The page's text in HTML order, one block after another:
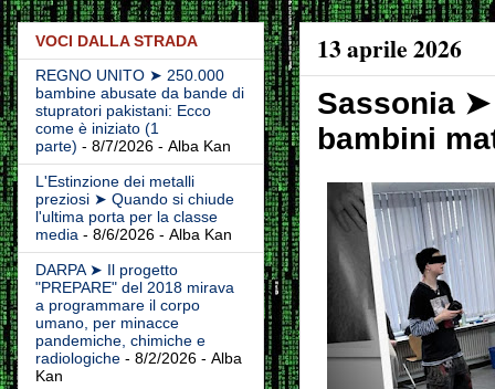
13 aprile 2026
Sassonia
bambini
VOCI DALLA STRADA
REGNO UNITO ➤ 250.000
bambine abusate da bande di
stupratori pakistani: Ecco
come è iniziato (1
parte) - 8/7/2026 - Alba Kan
L'Estinzione dei metalli
preziosi ➤ Quando si chiude
l'ultima porta per la classe
media - 8/6/2026 - Alba Kan
DARPA ➤ Il progetto
"PREPARE" del 2018 mirava
a programmare il corpo
umano, per minacce
pandemiche, chimiche e
radiologiche - 8/2/2026 - Alba
Kan